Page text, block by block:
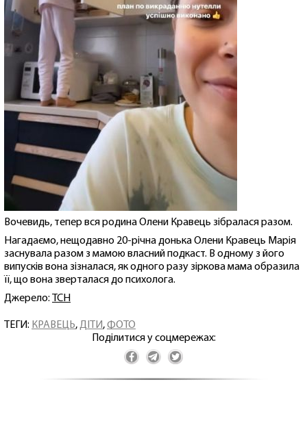
Вочевидь, тепер вся родина Олени Кравець зібралася разом.
Нагадаємо, нещодавно 20-річна донька Олени Кравець Марія
заснувала разом з мамою власний подкаст. В одному з його
випусків вона зізналася, як одного разу зіркова мама образила
її, що вона зверталася до психолога.
Джерело:
ТСН
ТЕГИ: КРАВЕЦЬ,ДІТИ,ФОТО
Поділитися у соцмережах: